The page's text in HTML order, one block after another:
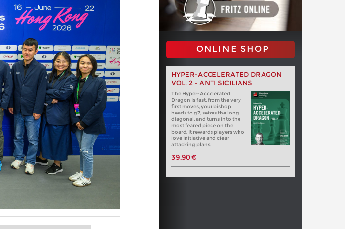
ONLINE SHOP
HYPER-ACCELERATED DRAGON
VOL. 2 - ANTI SICILIANS
The Hyper-Accelerated
Dragon is fast, from the very
first moves, your bishop
heads to g7, seizes the long
diagonal, and turns into the
most feared piece on the
board. It rewards players who
love initiative and clear
attacking plans.
39,90 €